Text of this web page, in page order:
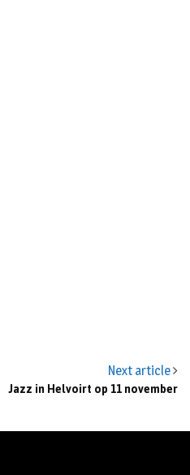
Next article
Jazz in Helvoirt op 11 november